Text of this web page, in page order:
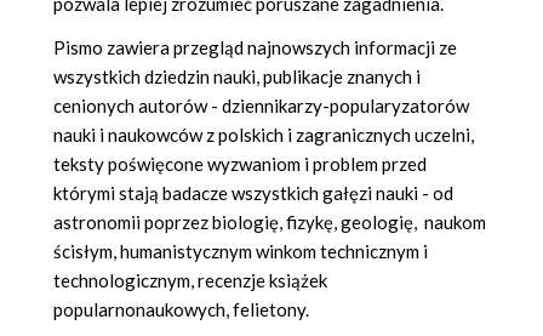
Pismo zawiera przegląd najnowszych informacji ze
wszystkich dziedzin nauki, publikacje znanych i
cenionych autorów - dziennikarzy-popularyzatorów
nauki i naukowców z polskich i zagranicznych uczelni,
teksty poświęcone wyzwaniom i problem przed
którymi stają badacze wszystkich gałęzi nauki - od
astronomii poprzez biologię, fizykę, geologię, naukom
ścisłym, humanistycznym winkom technicznym i
technologicznym, recenzje książek
popularnonaukowych, felietony.